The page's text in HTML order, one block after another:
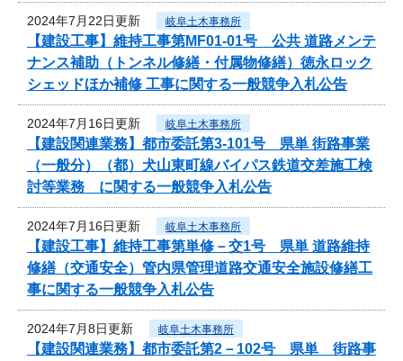
2024年7月22日更新 岐阜土木事務所
【建設工事】維持工事第MF01-01号 公共 道路メンテ
ナンス補助（トンネル修繕・付属物修繕）徳永ロック
シェッドほか補修 工事に関する一般競争入札公告
2024年7月16日更新 岐阜土木事務所
【建設関連業務】都市委託第3-101号 県単 街路事業
（一般分）（都）犬山東町線バイパス鉄道交差施工検
討等業務 に関する一般競争入札公告
2024年7月16日更新 岐阜土木事務所
【建設工事】維持工事第単修－交1号 県単 道路維持
修繕（交通安全）管内県管理道路交通安全施設修繕工
事に関する一般競争入札公告
2024年7月8日更新 岐阜土木事務所
【建設関連業務】都市委託第2－102号 県単 街路事